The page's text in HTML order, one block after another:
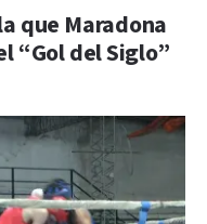
que Maradona
“Gol del Siglo”